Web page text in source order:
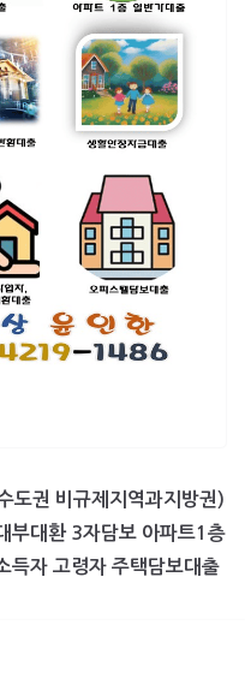
도권 비규제지역과지방권)
부대환 3자담보 아파트1층
득자 고령자 주택담보대출